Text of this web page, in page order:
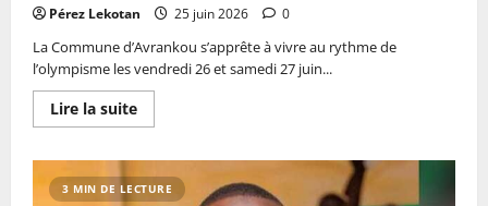
Pérez Lekotan 25 juin 2026 0
La Commune d’Avrankou s’apprête à vivre au rythme de
l’olympisme les vendredi 26 et samedi 27 juin...
Lire la suite
3 MIN DE LECTURE